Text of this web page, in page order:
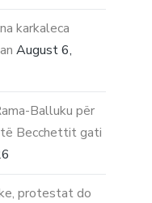
karkaleca
August 6,
Balluku për
Becchettit gati
protestat do